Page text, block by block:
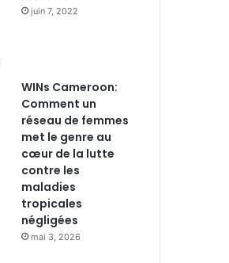
juin 7, 2022
WINs Cameroon:
Comment un
réseau de femmes
met le genre au
cœur de la lutte
contre les
maladies
tropicales
négligées
mai 3, 2026